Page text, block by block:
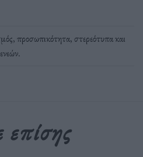
,προσωπικότητα,στερεότυπα και
.
επίσης